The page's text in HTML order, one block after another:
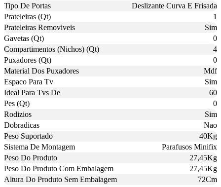
Tipo De Portas
Deslizante Curva E Frisada
Prateleiras (Qt)
1
Prateleiras Removiveis
Sim
Gavetas (Qt)
0
Compartimentos (Nichos) (Qt)
4
Puxadores (Qt)
0
Material Dos Puxadores
Mdf
Espaco Para Tv
Sim
Ideal Para Tvs De
60
Pes (Qt)
0
Rodizios
Sim
Dobradicas
Nao
Peso Suportado
40Kg
Sistema De Montagem
Parafusos Minifix
Peso Do Produto
27,45Kg
Peso Do Produto Com Embalagem
27,45Kg
Altura Do Produto Sem Embalagem
72Cm